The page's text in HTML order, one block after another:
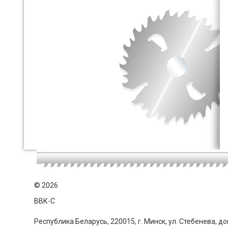
© 2026
ВВК-С
Республика Беларусь, 220015, г. Минск, ул. Стебенева,